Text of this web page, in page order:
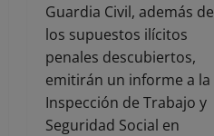
Guardia Civil, además de
los supuestos ilícitos
penales descubiertos,
emitirán un informe a la
Inspección de Trabajo y
Seguridad Social en